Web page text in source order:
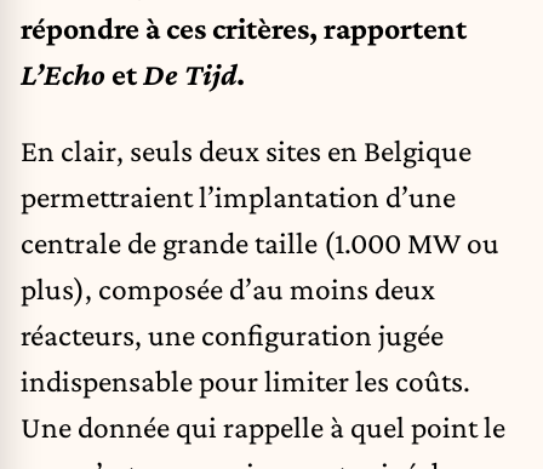
répondre à ces critères, rapportent
L’Echo etDe Tijd.
En clair, seuls deux sites en Belgique
permettraient l’implantation d’une
centrale de grande taille (1.000 MW ou
plus), composée d’au moins deux
réacteurs, une configuration jugée
indispensable pour limiter les coûts.
Une donnée qui rappelle à quel point le